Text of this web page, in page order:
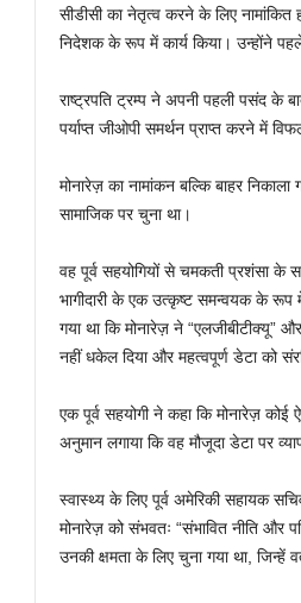
सीडीसी का नेतृत्व करने के लिए
निदेशक के रूप में कार्य किया। उन्होंने
राष्ट्रपति ट्रम्प ने अपनी पहली पसंद के
पर्याप्त जीओपी समर्थन प्राप्त करने में
मोनारेज़ का नामांकन बल्कि बाहर
सामाजिक पर चुना था।
वह पूर्व सहयोगियों से चमकती प्रशंसा के
भागीदारी के एक उत्कृष्ट समन्वयक के रूप
गया था कि मोनारेज़ ने “एलजीबीटीक्यू”
नहीं धकेल दिया और महत्वपूर्ण डेटा को
एक पूर्व सहयोगी ने कहा कि मोनारेज़
अनुमान लगाया कि वह मौजूदा डेटा पर
स्वास्थ्य के लिए पूर्व अमेरिकी सहायक
मोनारेज़ को संभवतः “संभावित नीति और
उनकी क्षमता के लिए चुना गया था, जिन्हें